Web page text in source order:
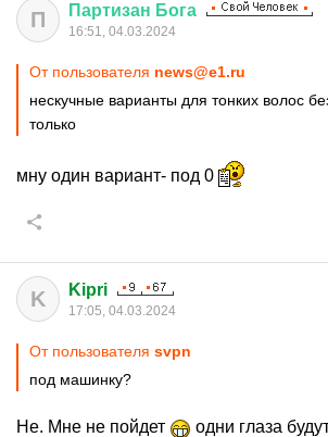
П Партизан Бога
16:51, 04.03.2024
От пользователя news@e1.ru
нескучные варианты для тонких волос
только
мну один вариант- под 0
K Kipri
17:05, 04.03.2024
От пользователя svpn
под машинку?
Не. Мне не пойдет одни глаза